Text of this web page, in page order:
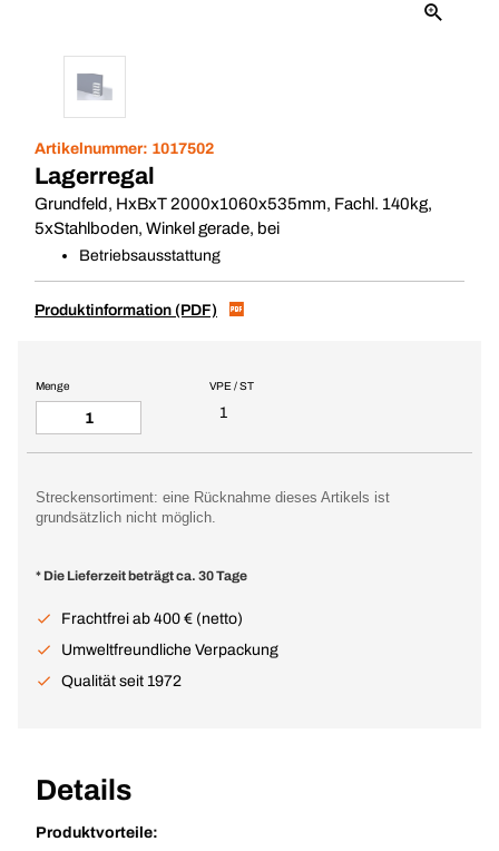
Artikelnummer: 1017502
Lagerregal
Grundfeld, HxBxT 2000x1060x535mm, Fachl. 140kg,
5xStahlboden, Winkel gerade, bei
Betriebsausstattung
Produktinformation (PDF)
VPE / ST
1
Menge
Streckensortiment: eine Rücknahme dieses Artikels ist
grundsätzlich nicht möglich.
* Die Lieferzeit beträgt ca. 30 Tage
Frachtfrei ab 400 € (netto)
Umweltfreundliche Verpackung
Qualität seit 1972
Details
Produktvorteile: